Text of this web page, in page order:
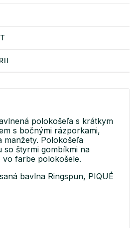
polokošeľa s krátkym
s bočnými rázporkami,
manžety. Polokošeľa
so štyrmi gombíkmi na
farbe polokošele.
bavlna Ringspun, PIQUÉ